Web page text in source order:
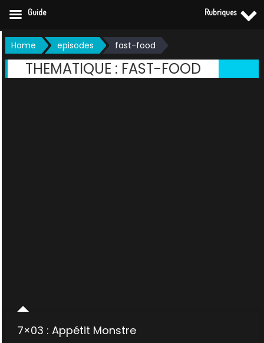
Skip
to
content
Home episodes fast-food
THEMATIQUE : FAST-FOOD
7×03 : Appétit Monstre
Guide Rubriques